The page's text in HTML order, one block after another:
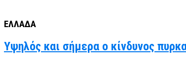
ΕΛΛΑΔΑ
Υψηλός και σήμερα ο κίνδυνος